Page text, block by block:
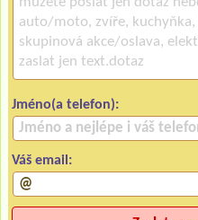
Jméno(a telefon):
Váš email: